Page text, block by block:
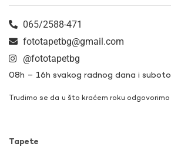
065/2588-471
fototapetbg@gmail.com
@fototapetbg
08h – 16h svakog radnog dana i
Trudimo se da u što kraćem roku
Tapete